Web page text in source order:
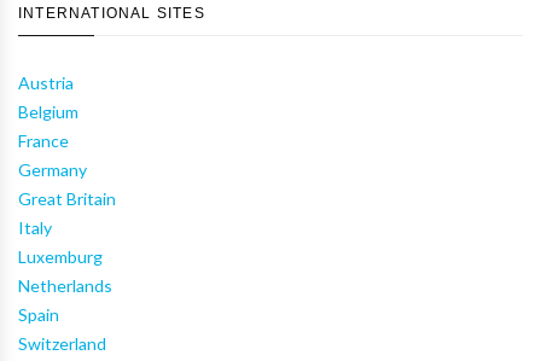
INTERNATIONAL SITES
Austria
Belgium
France
Germany
Great Britain
Italy
Luxemburg
Netherlands
Spain
Switzerland